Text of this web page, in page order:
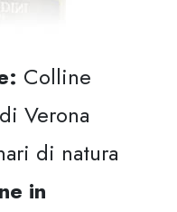
Colline
Verona
di natura
in